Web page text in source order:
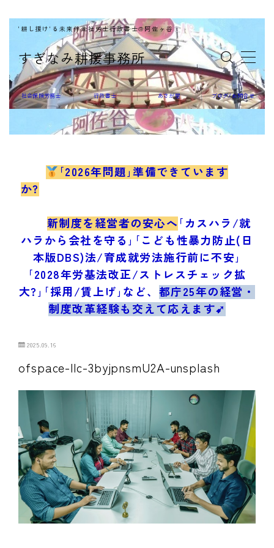
すぎなみ耕援事務所
'耕し援け'る未来伴走社労士行政書士@阿佐ヶ谷
MENU
社会保険労務士
あさが屋
ブログ/お問合せ
社会保険労務士 行政書士 あさが屋 ブログ/お問合せ
｢2026年問題｣準備できています
か?
新制度を経営者の安心へ ｢カスハラ/就
ハラから会社を守る｣｢こども性暴力防止(日
本版DBS)法/育成就労法施行前に不安｣
｢2028年労基法改正/ストレスチェック拡
大?｣｢採用/賃上げ｣など、 都庁25年の経営・
制度改革経験も交えて応えます➹
2025.09.16
ofspace-llc-3byjpnsmU2A-unsplash